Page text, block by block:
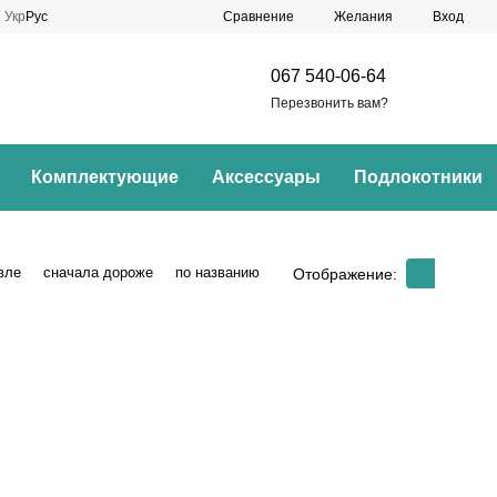
Укр Рус Сравнение Желания Вход
067 540-06-64
Перезвонить вам?
Комплектующие Аксессуары Подлокотники
сначала дороже по названию Отображение: